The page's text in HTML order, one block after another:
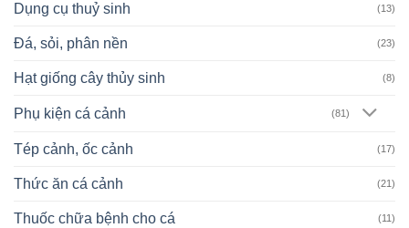
Dụng cụ thuỷ sinh (13)
Đá, sỏi, phân nền (23)
Hạt giống cây thủy sinh (8)
Phụ kiện cá cảnh (81)
Tép cảnh, ốc cảnh (17)
Thức ăn cá cảnh (21)
Thuốc chữa bệnh cho cá (11)